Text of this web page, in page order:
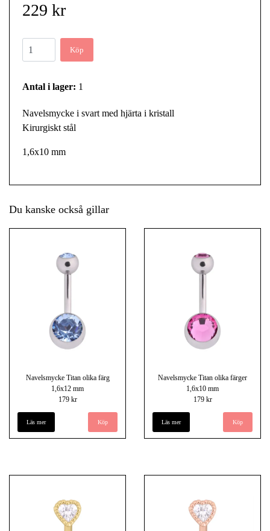
229 kr
Köp
Antal i lager: 1
Navelsmycke i svart med hjärta i kristall
Kirurgiskt stål
1,6x10 mm
Du kanske också gillar
Navelsmycke Titan olika färg
1,6x12 mm
179 kr
Läs mer Köp
Navelsmycke Titan olika färger
1,6x10 mm
179 kr
Läs mer Köp